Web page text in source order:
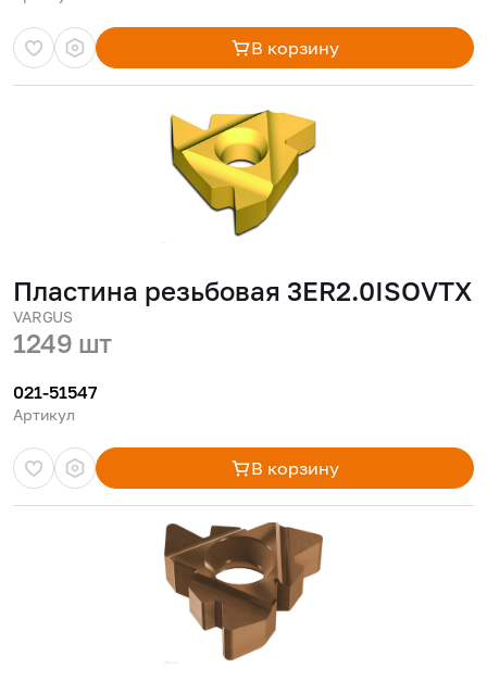
В корзину
Пластина резьбовая 3ER2.0ISOVTX
VARGUS
1249 шт
021-51547
Артикул
В корзину